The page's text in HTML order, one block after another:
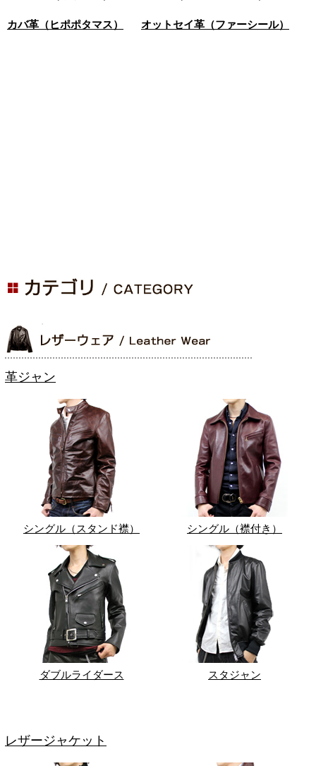
革ジャン
シングル（スタンド襟） シングル（襟付き）
ダブルライダース スタジャン
レザージャケット